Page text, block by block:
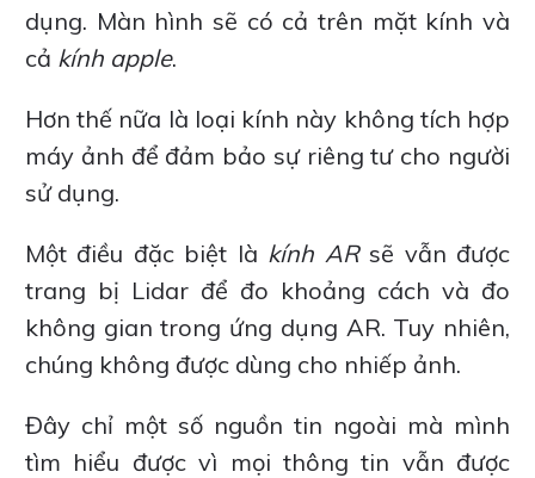
dụng. Màn hình sẽ có cả trên mặt kính và
cả kính apple.
Hơn thế nữa là loại kính này không tích hợp
máy ảnh để đảm bảo sự riêng tư cho người
sử dụng.
Một điều đặc biệt là kính ARsẽ vẫn được
trang bị Lidar để đo khoảng cách và đo
không gian trong ứng dụng AR. Tuy nhiên,
chúng không được dùng cho nhiếp ảnh.
Đây chỉ một số nguồn tin ngoài mà mình
tìm hiểu được vì mọi thông tin vẫn được